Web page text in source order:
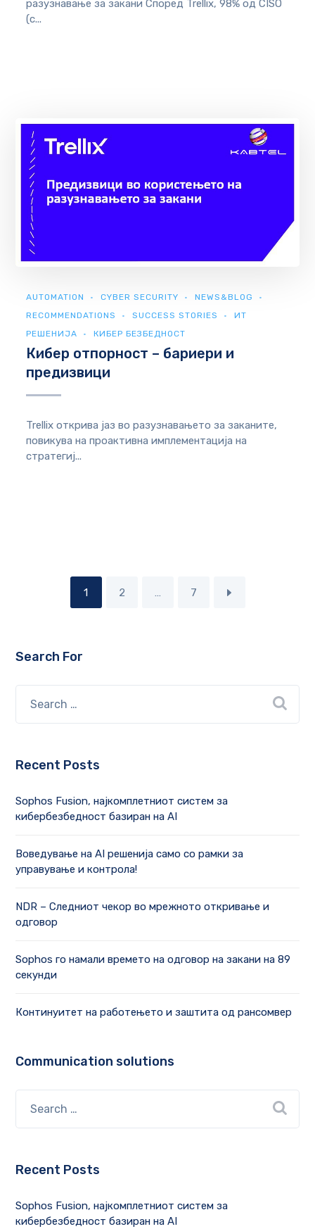
разузнавање за закани Според Trellix, 98% од CISO
(с...
AUTOMATION CYBER SECURITY
NEWS&BLOG
RECOMMENDATIONS
SUCCESS STORIES
ИТ
РЕШЕНИЈА
КИБЕР БЕЗБЕДНОСТ
Кибер отпорност – бариери и
предизвици
Trellix открива јаз во разузнавањето за заканите,
повикува на проактивна имплементација на
стратегиј...
1 2 … 7
Search For
Recent Posts
Sophos Fusion, најкомплетниот систем за
кибербезбедност базиран на AI
Воведување на AI решенија само со рамки за
управување и контрола!
NDR – Следниот чекор во мрежното откривање и
одговор
Sophos го намали времето на одговор на закани на 89
секунди
Континуитет на работењето и заштита од рансомвер
Communication solutions
Recent Posts
Sophos Fusion, најкомплетниот систем за
кибербезбедност базиран на AI